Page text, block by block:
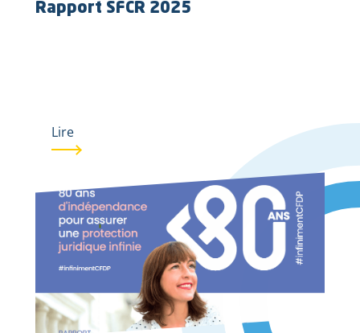
Rapport SFCR 2025
Lire